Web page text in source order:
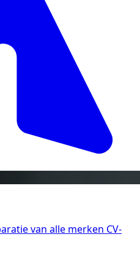
van alle merken CV-